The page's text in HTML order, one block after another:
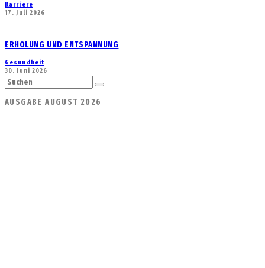
Karriere
17. Juli 2026
ERHOLUNG UND ENTSPANNUNG
Gesundheit
30. Juni 2026
AUSGABE AUGUST 2026